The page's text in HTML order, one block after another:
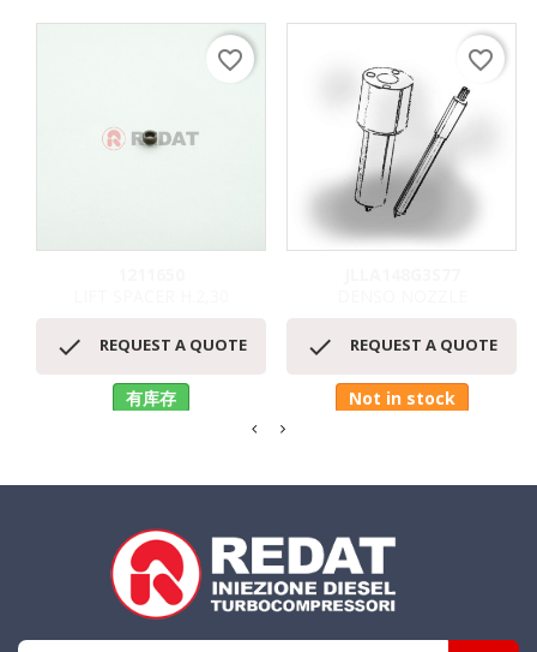
 REQUEST A QUOTE
有库存
favorite_border
 REQUEST A QUOTE
Not in stock
favorite_border